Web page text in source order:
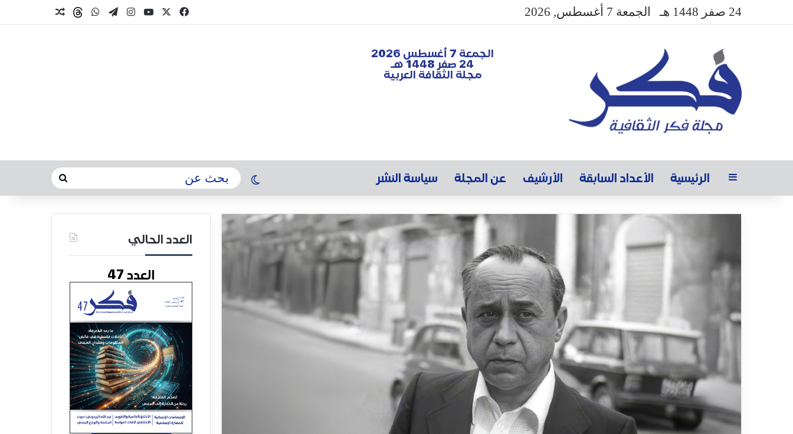
24 صفر 1448 هـ الجمعة 7 أغسطس, 2026
الجمعة 7 أغسطس 2026
24 صفر 1448 هـ
مجلة الثقافة العربية
الرئيسية الأعداد السابقة الأرشيف عن المجلة سياسة النشر
العدد الحالي
العدد 47